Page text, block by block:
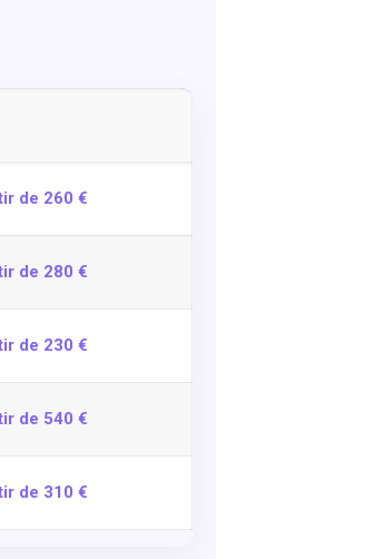
de 260 €
de 280 €
de 230 €
de 540 €
de 310 €